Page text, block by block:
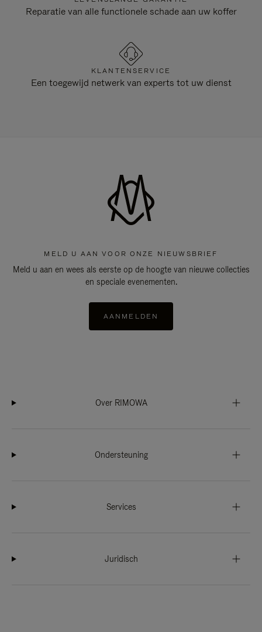
Reparatie van alle functionele schade aan uw koffer
KLANTENSERVICE
Een toegewijd netwerk van experts tot uw dienst
MELD U AAN VOOR ONZE NIEUWSBRIEF
Meld u aan en wees als eerste op de hoogte van nieuwe collecties
en speciale evenementen.
AANMELDEN
Over RIMOWA
Ondersteuning
Services
Juridisch